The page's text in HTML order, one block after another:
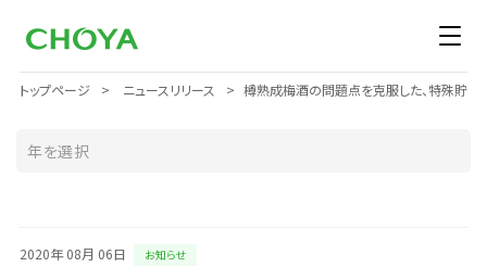
トップページ ニュースリリース 樽熟成梅酒の問題点を克服した、特殊貯蔵
2020年 08月 06日 お知らせ